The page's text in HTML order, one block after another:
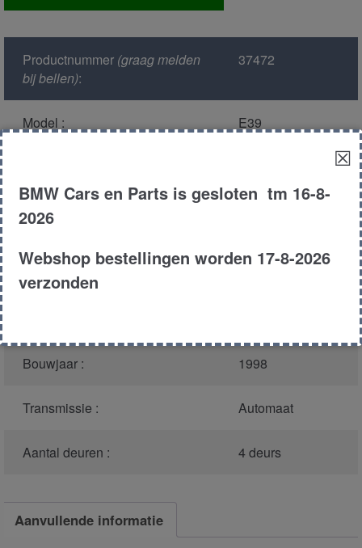
Productnummer(graag melden
bij bellen):
37472
Model : E39
Metallic
Carroserie :
Motor type :
Bouwjaar : 1998
Transmissie : Automaat
Aantal deuren : 4 deurs
Aanvullende informatie
☒
BMW Cars en Parts is gesloten tm 16-8-
2026
Webshop bestellingen worden 17-8-2026
verzonden